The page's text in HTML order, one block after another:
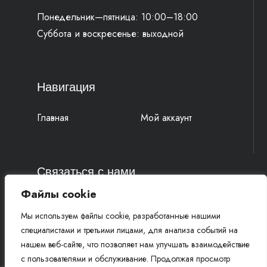
Файлы cookie
Мы используем файлы cookie, разработанные нашими
специалистами и третьими лицами, для анализа событий на
нашем веб-сайте, что позволяет нам улучшать взаимодействие
с пользователями и обслуживание. Продолжая просмотр
Понедельник—пятница: 10:00–18:00
Суббота и воскресенье: выходной
Навигация
Главная Мой аккаунт
Связаться с нами
4k-parts@mail.ru
+7 (977) 777 91 19 Василий
+7 (961) 815 52 58 Михаил